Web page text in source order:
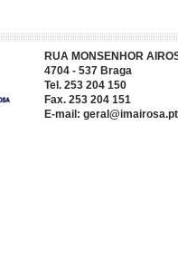
RUA MONSENHOR
4704 - 537 Braga
Tel. 253 204 150
Fax. 253 204 151
E-mail: geral@imairosa.pt